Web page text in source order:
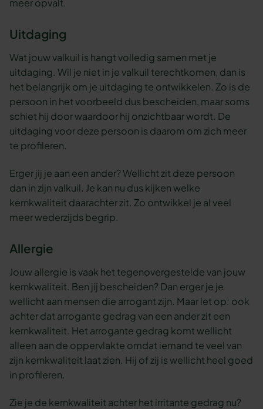
meer opvalt.
Uitdaging
Wat jouw valkuil is hangt volledig samen met je
uitdaging. Wil je niet in je valkuil terechtkomen, dan is
het belangrijk om je uitdaging te ontwikkelen. Zo is de
persoon in het voorbeeld dus bescheiden, maar soms
schiet hij door waardoor hij onzichtbaar wordt. De
uitdaging voor deze persoon is daarom om zich meer
te profileren.
Erger jij je aan een ander? Wellicht zit deze persoon
dan in zijn valkuil. Je kan nu dus kijken welke
kernkwaliteit daarachter zit. Zo ontwikkel je al veel
meer wederzijds begrip.
Allergie
Jouw allergie is vaak het tegenovergestelde van jouw
kernkwaliteit. Ben jij bescheiden? Dan erger je je
wellicht aan mensen die arrogant zijn. Maar let op: ook
achter dat arrogante gedrag van een ander zit een
kernkwaliteit. Het arrogante gedrag komt wellicht
alleen aan de oppervlakte omdat iemand te veel van
zijn kernkwaliteit laat zien. Hij of zij is wellicht heel goed
in profileren.
Zie je de kernkwaliteit achter het irritante gedrag nu?